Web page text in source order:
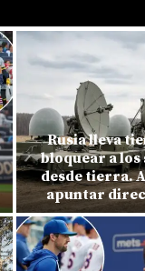
Rusia lleva
bloquear a
desde tierra.
apuntar